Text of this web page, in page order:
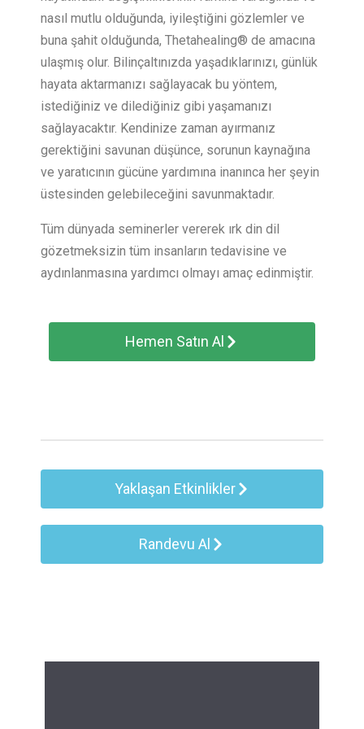
nasıl mutlu olduğunda, iyileştiğini gözlemler ve
buna şahit olduğunda, Thetahealing® de amacına
ulaşmış olur. Bilinçaltınızda yaşadıklarınızı, günlük
hayata aktarmanızı sağlayacak bu yöntem,
istediğiniz ve dilediğiniz gibi yaşamanızı
sağlayacaktır. Kendinize zaman ayırmanız
gerektiğini savunan düşünce, sorunun kaynağına
ve yaratıcının gücüne yardımına inanınca her şeyin
üstesinden gelebileceğini savunmaktadır.
Tüm dünyada seminerler vererek ırk din dil
gözetmeksizin tüm insanların tedavisine ve
aydınlanmasına yardımcı olmayı amaç edinmiştir.
Hemen Satın Al
Yaklaşan Etkinlikler
Randevu Al